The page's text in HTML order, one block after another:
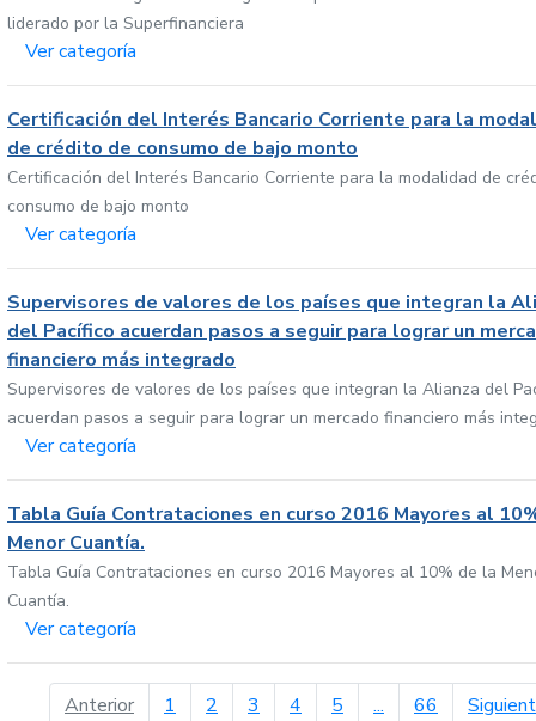
liderado por la Superfinanciera
Ver categoría
Certificación del Interés Bancario Corriente para la
de crédito de consumo de bajo monto
Certificación del Interés Bancario Corriente para la modalidad de
consumo de bajo monto
Ver categoría
Supervisores de valores de los países que integran la
del Pacífico acuerdan pasos a seguir para lograr un
financiero más integrado
Supervisores de valores de los países que integran la Alianza del
acuerdan pasos a seguir para lograr un mercado financiero más
Ver categoría
Tabla Guía Contrataciones en curso 2016 Mayores al
Menor Cuantía.
Tabla Guía Contrataciones en curso 2016 Mayores al 10% de la
Cuantía.
Ver categoría
Anteriorpágina anterior
1 2 3 4 5 ... 66